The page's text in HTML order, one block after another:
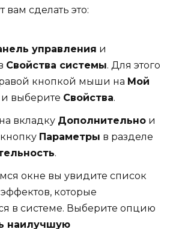
вам сделать это:
управления и
Свойства системы. Для этого
кнопкой мыши на Мой
и выберите Свойства.
вкладку Дополнительно и
Параметры в разделе
.
окне вы увидите список
которые
в системе. Выберите опцию
наилучшую